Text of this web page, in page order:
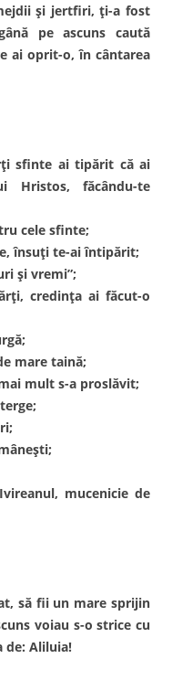
și jertfiri, ți-a fost
pe ascuns caută
ai oprit-o, în cântarea
sfinte ai tipărit că ai
Hristos, făcându-te
cele sfinte;
însuți te-ai întipărit;
și vremi”;
credința ai făcut-o
mare taină;
mult s-a proslăvit;
mucenicie de
să fii un mare sprijin
voiau s-o strice cu
de: Aliluia!